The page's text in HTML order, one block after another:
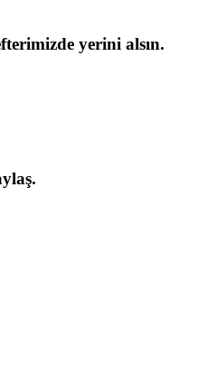
yerini alsın.